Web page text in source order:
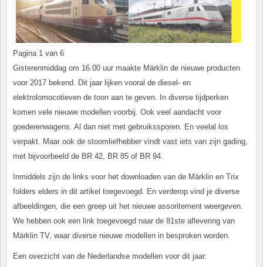
Pagina 1 van 6
Gisterenmiddag om 16.00 uur maakte Märklin de nieuwe producten
voor 2017 bekend. Dit jaar lijken vooral de diesel- en
elektrolomocotieven de toon aan te geven. In diverse tijdperken
komen vele nieuwe modellen voorbij. Ook veel aandacht voor
goederenwagens. Al dan niet met gebruikssporen. En veelal los
verpakt. Maar ook de stoomliefhebber vindt vast iets van zijn gading,
met bijvoorbeeld de BR 42, BR 85 of BR 94.
Inmiddels zijn de links voor het downloaden van de Märklin en Trix
folders elders in dit artikel toegevoegd. En verderop vind je diverse
afbeeldingen, die een greep uit het nieuwe assoritement weergeven.
We hebben ook een link toegevoegd naar de 81ste aflevering van
Märklin TV, waar diverse nieuwe modellen in besproken worden.
Een overzicht van de Nederlandse modellen voor dit jaar: